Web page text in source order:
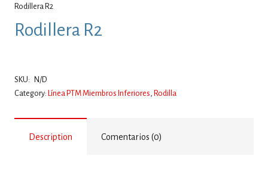
Rodillera R2
Rodillera R2
SKU:
N/D
Category: Línea PTM Miembros Inferiores , Rodilla
Description Comentarios (0)